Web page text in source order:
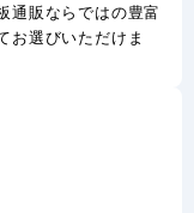
通販ならではの豊富
お選びいただけま